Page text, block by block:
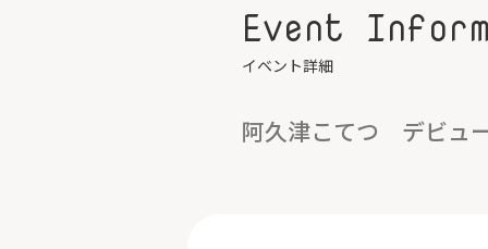
Event
イベント詳細
阿久津こてつ デビュ